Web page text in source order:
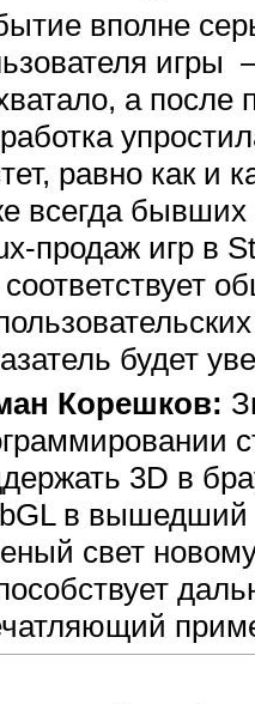
вполне
игры
а после
равно как и
всегда бывших
продаж игр в
соответствует
будет
Корешков:
3D в
в вышедший
свет